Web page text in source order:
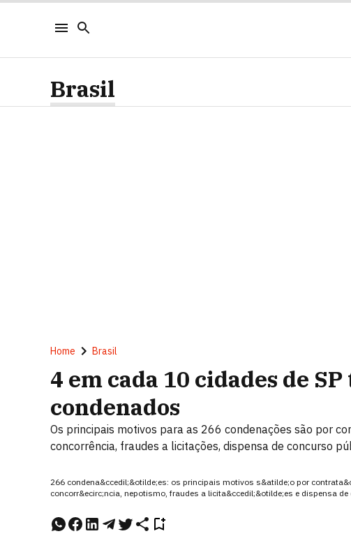
Brasil
Home Brasil
4 em cada 10 cidades de
condenados
Os principais motivos para as 266 condenações são por
concorrência, fraudes a licitações, dispensa de concurso
266 condena&ccedil;&otilde;es: os principais motivos s&atilde;o por
concorr&ecirc;ncia, nepotismo, fraudes a licita&ccedil;&otilde;es e dispensa